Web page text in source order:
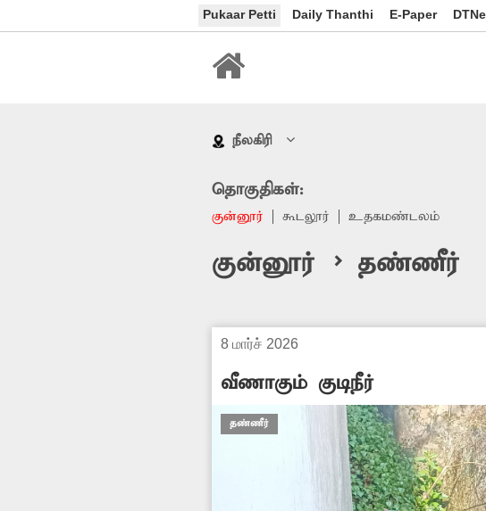
Pukaar Petti Daily Thanthi E-Paper
நீலகிரி
தொகுதிகள்:
குன்னூர் கூடலூர் உதகமண்டலம்
குன்னூர் > தண்ணீர்
8 மார்ச் 2026
வீணாகும் குடிநீர்
தண்ணீர்